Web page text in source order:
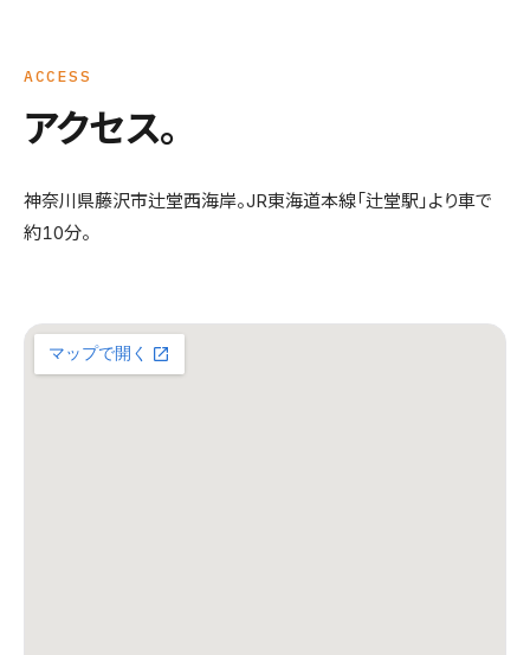
ACCESS
アクセス。
神奈川県藤沢市辻堂西海岸。JR東海道本線「辻堂駅」より車で
約10分。